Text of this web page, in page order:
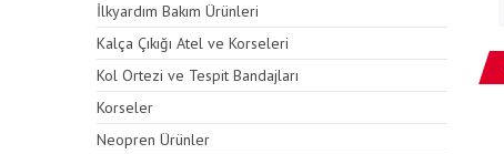
İlkyardım Bakım Ürünleri
Kalça Çıkığı Atel ve Korseleri
Kol Ortezi ve Tespit Bandajları
Korseler
Neopren Ürünler